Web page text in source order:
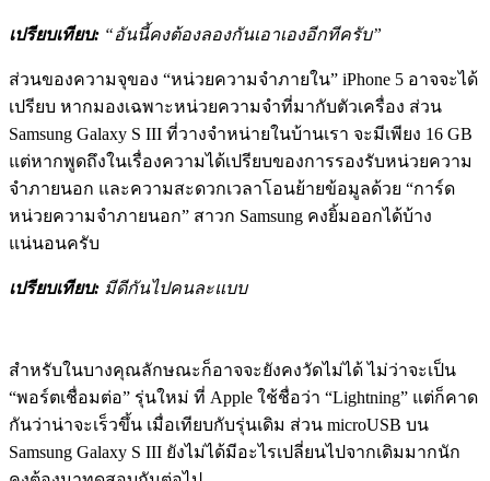
เปรียบเทียบ: “อันนี้คงต้องลองกันเอาเองอีกทีครับ”
ส่วนของความจุของ “หน่วยความจำภายใน” iPhone 5 อาจจะได้
เปรียบ หากมองเฉพาะหน่วยความจำที่มากับตัวเครื่อง ส่วน
Samsung Galaxy S III ที่วางจำหน่ายในบ้านเรา จะมีเพียง 16 GB
แต่หากพูดถึงในเรื่องความได้เปรียบของการรองรับหน่วยความ
จำภายนอก และความสะดวกเวลาโอนย้ายข้อมูลด้วย “การ์ด
หน่วยความจำภายนอก” สาวก Samsung คงยิ้มออกได้บ้าง
แน่นอนครับ
เปรียบเทียบ: มีดีกันไปคนละแบบ
สำหรับในบางคุณลักษณะก็อาจจะยังคงวัดไม่ได้ ไม่ว่าจะเป็น
“พอร์ตเชื่อมต่อ” รุ่นใหม่ ที่ Apple ใช้ชื่อว่า “Lightning” แต่ก็คาด
กันว่าน่าจะเร็วขึ้น เมื่อเทียบกับรุ่นเดิม ส่วน microUSB บน
Samsung Galaxy S III ยังไม่ได้มีอะไรเปลี่ยนไปจากเดิมมากนัก